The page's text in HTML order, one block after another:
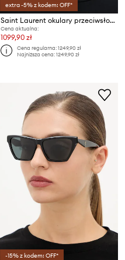
extra -5% z kodem: OFF*
Saint Laurent okulary przeciwsłoneczne damskie
Cena aktualna:
1099,90 zł
Cena regularna:1249,90 zł
Najniższa cena:1249,90 zł
-15% z kodem: OFF*